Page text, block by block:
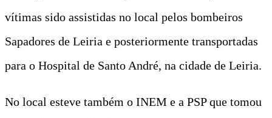
vítimas sido assistidas no local pelos bombeiros
Sapadores de Leiria e posteriormente transportadas
para o Hospital de Santo André, na cidade de Leiria.
No local esteve também o INEM e a PSP que tomou